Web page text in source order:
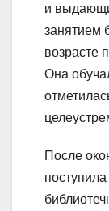
и
занятием
возрасте
Она
После